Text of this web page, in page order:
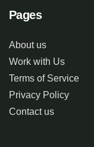
Pages
About us
Work with Us
Terms of Service
Privacy Policy
Contact us